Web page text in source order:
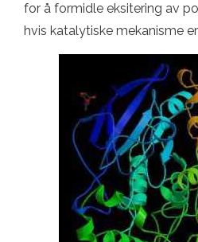
for å formidle eksitering av
hvis katalytiske mekanisme